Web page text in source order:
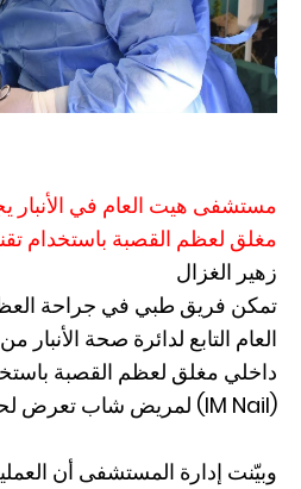
مستشفى هيت العام في الأنبار
مغلق لعظم القصبة باستخدام
زهير الغزال
تمكن فريق طبي في جراحة
العام التابع لدائرة صحة الأنبار
داخلي مغلق لعظم القصبة
(IM Nail) لمريض شاب تعرض لحادث مروري.
وبيّنت إدارة المستشفى أن